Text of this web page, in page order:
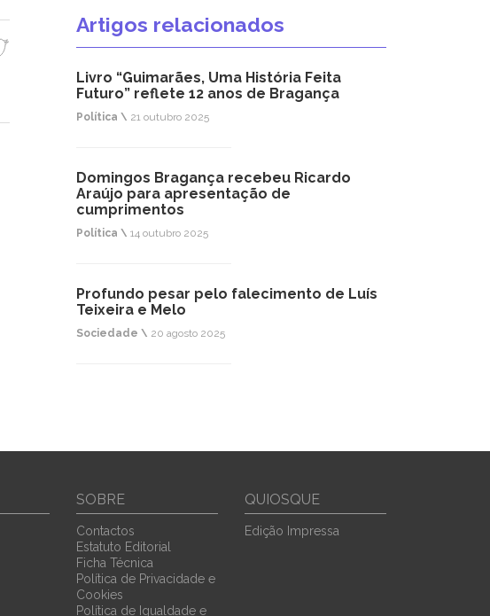
Artigos relacionados
Livro “Guimarães, Uma História Feita
Futuro” reflete 12 anos de Bragança
Política \ 21 outubro 2025
Domingos Bragança recebeu Ricardo
Araújo para apresentação de
cumprimentos
Política \ 14 outubro 2025
Profundo pesar pelo falecimento de Luís
Teixeira e Melo
Sociedade \ 20 agosto 2025
SOBRE
Contactos
Estatuto Editorial
Ficha Técnica
Política de Privacidade e
Cookies
Política de Igualdade e
QUIOSQUE
Edição Impressa